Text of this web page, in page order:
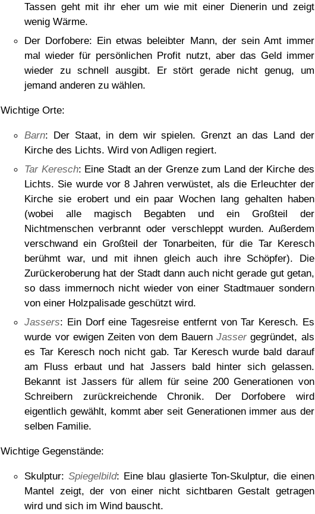
Tassen geht mit ihr eher um wie mit einer Dienerin und zeigt
wenig Wärme.
Der Dorfobere: Ein etwas beleibter Mann, der sein Amt immer
mal wieder für persönlichen Profit nutzt, aber das Geld immer
wieder zu schnell ausgibt. Er stört gerade nicht genug, um
jemand anderen zu wählen.
Wichtige Orte:
Barn: Der Staat, in dem wir spielen. Grenzt an das Land der
Kirche des Lichts. Wird von Adligen regiert.
Tar Keresch: Eine Stadt an der Grenze zum Land der Kirche des
Lichts. Sie wurde vor 8 Jahren verwüstet, als die Erleuchter der
Kirche sie erobert und ein paar Wochen lang gehalten haben
(wobei alle magisch Begabten und ein Großteil der
Nichtmenschen verbrannt oder verschleppt wurden. Außerdem
verschwand ein Großteil der Tonarbeiten, für die Tar Keresch
berühmt war, und mit ihnen gleich auch ihre Schöpfer). Die
Zurückeroberung hat der Stadt dann auch nicht gerade gut getan,
so dass immernoch nicht wieder von einer Stadtmauer sondern
von einer Holzpalisade geschützt wird.
Jassers: Ein Dorf eine Tagesreise entfernt von Tar Keresch. Es
wurde vor ewigen Zeiten von dem BauernJasser gegründet, als
es Tar Keresch noch nicht gab. Tar Keresch wurde bald darauf
am Fluss erbaut und hat Jassers bald hinter sich gelassen.
Bekannt ist Jassers für allem für seine 200 Generationen von
Schreibern zurückreichende Chronik. Der Dorfobere wird
eigentlich gewählt, kommt aber seit Generationen immer aus der
selben Familie.
Wichtige Gegenstände:
Skulptur: Spiegelbild: Eine blau glasierte Ton-Skulptur, die einen
Mantel zeigt, der von einer nicht sichtbaren Gestalt getragen
wird und sich im Wind bauscht.